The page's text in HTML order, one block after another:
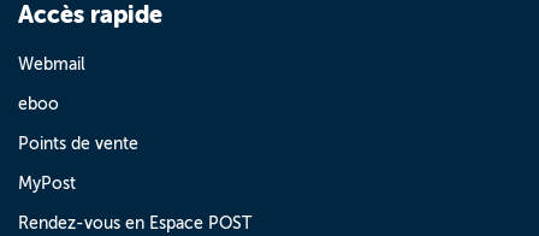
Accès rapide
Webmail
eboo
Points de vente
MyPost
Rendez-vous en Espace POST